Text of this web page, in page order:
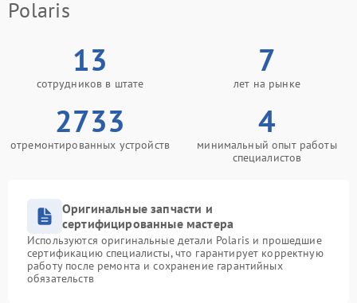
Polaris
13
сотрудников в штате
7
лет на рынке
2733
отремонтированных устройств
4
минимальный опыт работы
специалистов
Оригинальные запчасти и
сертифицированные мастера
Используются оригинальные детали Polaris и прошедшие
сертификацию специалисты, что гарантирует корректную
работу после ремонта и сохранение гарантийных
обязательств